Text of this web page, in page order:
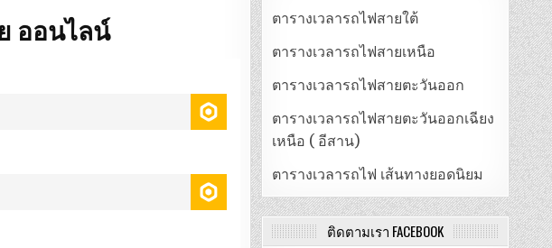
ออนไลน์ ตารางเวลารถไฟสายใต้
ตารางเวลารถไฟสายเหนือ
ตารางเวลารถไฟสายตะวันออก
ตารางเวลารถไฟสายตะวันออกเฉียง
เหนือ ( อีสาน)
ตารางเวลารถไฟ เส้นทางยอดนิยม
ติดตามเรา FACEBOOK